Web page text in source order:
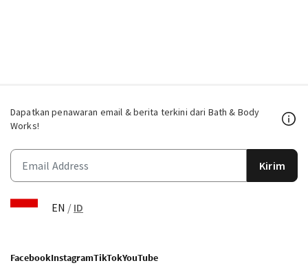
Dapatkan penawaran email & berita terkini dari Bath & Body
Works!
Kirim
EN / ID
FacebookInstagramTikTokYouTube